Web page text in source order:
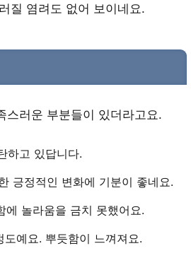
질 염려도 없어 보이네요.
스러운 부분들이 있더라고요.
하고 있답니다.
긍정적인 변화에 기분이 좋네요.
에 놀라움을 금치 못했어요.
도예요. 뿌듯함이 느껴져요.